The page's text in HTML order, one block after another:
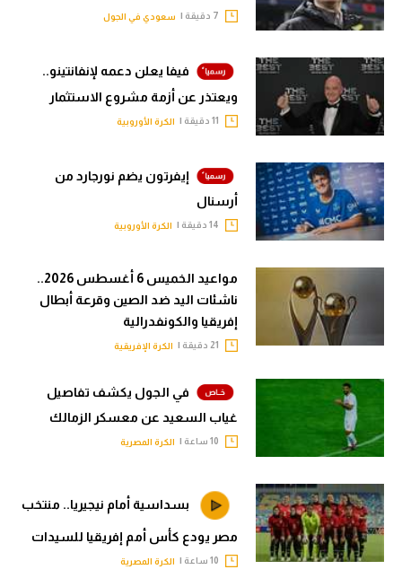
سعودي في الجول
فيفا يعلن دعمه لإنفانتينو..
ويعتذر عن أزمة مشروع الاستثمار
الكرة الأوروبية
إيفرتون يضم نورجارد من
أرسنال
الكرة الأوروبية
مواعيد الخميس 6 أغسطس 2026..
ناشئات اليد ضد الصين وقرعة أبطال
إفريقيا والكونفدرالية
الكرة الإفريقية
في الجول يكشف تفاصيل
غياب السعيد عن معسكر الزمالك
الكرة المصرية
بسداسية أمام نيجيريا.. منتخب
مصر يودع كأس أمم إفريقيا للسيدات
الكرة المصرية